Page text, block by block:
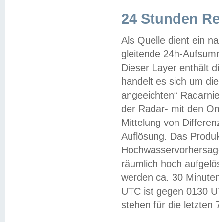
24 Stunden
Als Quelle dient ein
gleitende 24h-
Dieser Layer enthält
handelt es sich um
angeeichten“
der Radar- mit den
Mittelung von
Auflösung. Das
räumlich hoch
werden ca. 30
UTC ist gegen 0130
stehen für die letzten